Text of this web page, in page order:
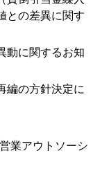
との差異に関す
動に関するお知
編の方針決定に
業アウトソーシ